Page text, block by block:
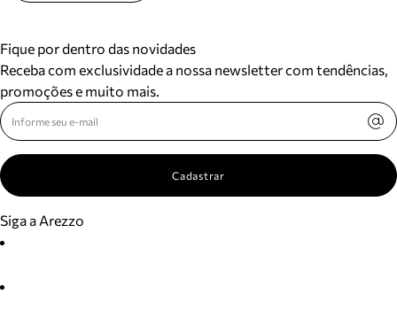
Fique por dentro das novidades
Receba com exclusividade a nossa newsletter com tendências,
promoções e muito mais.
Cadastrar
Siga a Arezzo